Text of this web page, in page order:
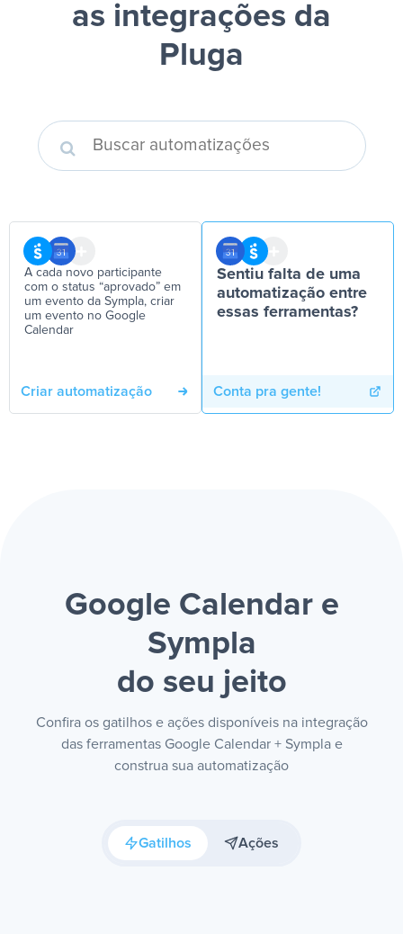
as integrações da
Pluga
A cada novo participante
com o status “aprovado” em
um evento da Sympla, criar
um evento no Google
Calendar
Criar automatização
Sentiu falta de uma
automatização entre
essas ferramentas?
Conta pra gente!
Google Calendar e
Sympla
do seu jeito
Confira os gatilhos e ações disponíveis na integração
das ferramentas Google Calendar + Sympla e
construa sua automatização
Gatilhos Ações